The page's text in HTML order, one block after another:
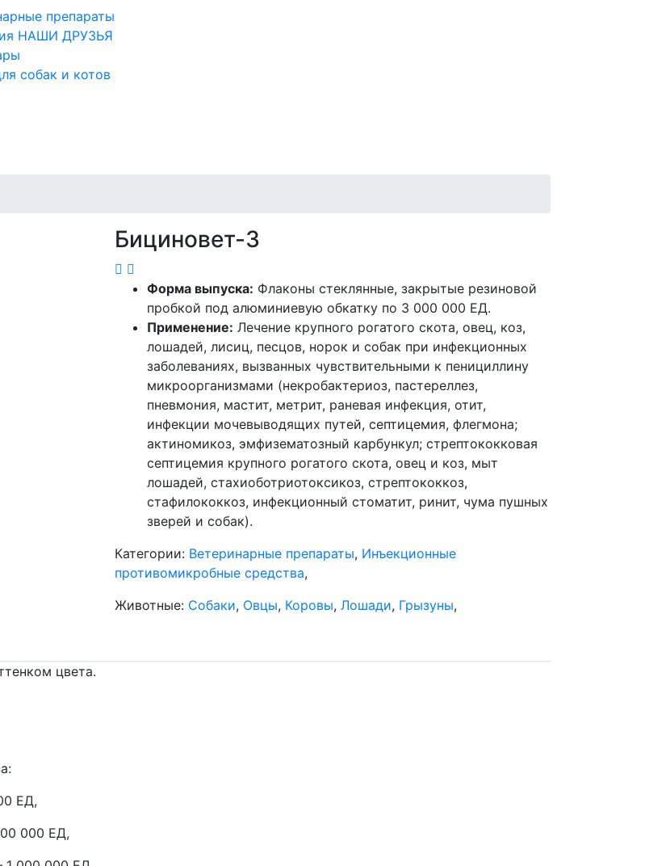
препараты
НАШИ ДРУЗЬЯ
собак и котов
Бициновет-3
Форма выпуска: Флаконы стеклянные, закрытые резиновой
пробкой под алюминиевую обкатку по 3 000 000 ЕД.
Применение: Лечение крупного рогатого скота, овец, коз,
лошадей, лисиц, песцов, норок и собак при инфекционных
заболеваниях, вызванных чувствительными к пенициллину
микроорганизмами (некробактериоз, пастереллез,
пневмония, мастит, метрит, раневая инфекция, отит,
инфекции мочевыводящих путей, септицемия, флегмона;
актиномикоз, эмфизематозный карбункул; стрептококковая
септицемия крупного рогатого скота, овец и коз, мыт
лошадей, стахиоботриотоксикоз, стрептококкоз,
стафилококкоз, инфекционный стоматит, ринит, чума пушных
зверей и собак).
Категории: Ветеринарные препараты, Инъекционные
противомикробные средства,
Животные: Собаки, Овцы, Коровы, Лошади, Грызуны,
цвета.
ЕД,
000 ЕД,